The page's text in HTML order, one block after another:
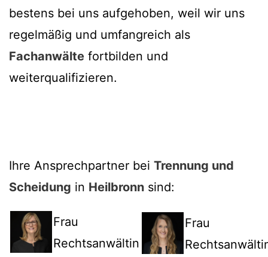
bestens bei uns aufgehoben, weil wir uns
regelmäßig und umfangreich als
Fachanwälte fortbilden und
weiterqualifizieren.
Ihre Ansprechpartner bei Trennung und
Scheidung in Heilbronn sind:
Frau
Rechtsanwältin
Frau